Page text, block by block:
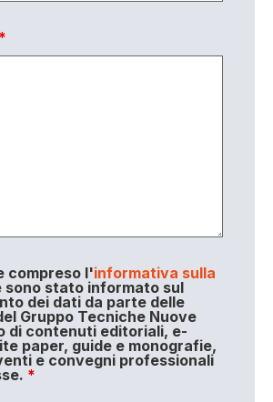
*
compreso l'informativa sulla
stato informato sul
dei dati da parte delle
Gruppo Tecniche Nuove
di contenuti editoriali, e-
paper, guide e monografie,
e convegni professionali
*